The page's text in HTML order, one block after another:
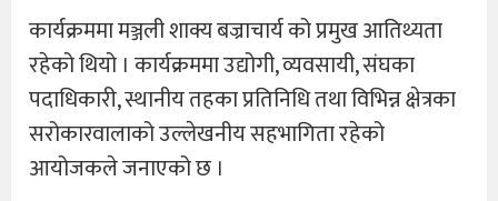
कार्यक्रममा मञ्जली शाक्य बज्राचार्य को प्रमुख आतिथ्यता
रहेको थियो । कार्यक्रममा उद्योगी, व्यवसायी, संघका
पदाधिकारी, स्थानीय तहका प्रतिनिधि तथा विभिन्न क्षेत्रका
सरोकारवालाको उल्लेखनीय सहभागिता रहेको
आयोजकले जनाएको छ ।